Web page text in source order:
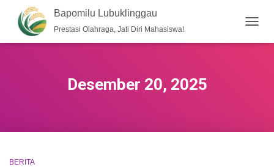
Bapomilu Lubuklinggau
Prestasi Olahraga, Jati Diri Mahasiswa!
Desember 20, 2025
BERITA